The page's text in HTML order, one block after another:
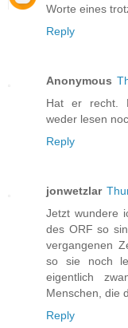
Worte eines
Reply
Anonymous
Hat er recht.
weder lesen
Reply
jonwetzlar
Jetzt wundere
des ORF so
vergangenen
so sie noch
eigentlich
Menschen, die
Reply